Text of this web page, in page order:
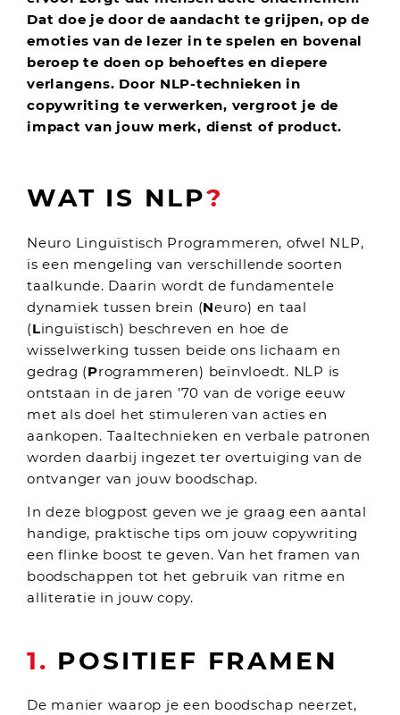
Dat doe je door de aandacht te grijpen, op de
emoties van de lezer in te spelen en bovenal
beroep te doen op behoeftes en diepere
verlangens. Door NLP-technieken in
copywriting te verwerken, vergroot je de
impact van jouw merk, dienst of product.
WAT IS NLP?
Neuro Linguïstisch Programmeren, ofwel NLP,
is een mengeling van verschillende soorten
taalkunde. Daarin wordt de fundamentele
dynamiek tussen brein (Neuro) en taal
(Linguïstisch) beschreven en hoe de
wisselwerking tussen beide ons lichaam en
gedrag (Programmeren) beïnvloedt. NLP is
ontstaan in de jaren ’70 van de vorige eeuw
met als doel het stimuleren van acties en
aankopen. Taaltechnieken en verbale patronen
worden daarbij ingezet ter overtuiging van de
ontvanger van jouw boodschap.
In deze blogpost geven we je graag een aantal
handige, praktische tips om jouw copywriting
een flinke boost te geven. Van het framen van
boodschappen tot het gebruik van ritme en
alliteratie in jouw copy.
1. POSITIEF FRAMEN
De manier waarop je een boodschap neerzet,